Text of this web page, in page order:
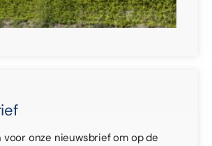
voor onze nieuwsbrief om op de